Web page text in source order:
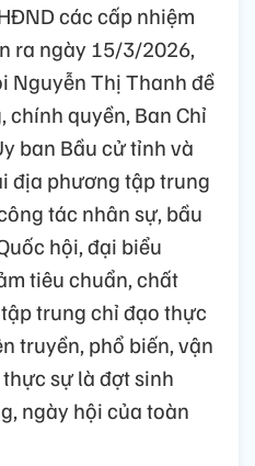
các cấp nhiệm
ra ngày 15/3/2026,
Nguyễn Thị Thanh đề
chính quyền, Ban Chỉ
ban Bầu cử tỉnh và
địa phương tập trung
tác nhân sự, bầu
hội, đại biểu
tiêu chuẩn, chất
trung chỉ đạo thực
truyền, phổ biến, vận
sự là đợt sinh
ngày hội của toàn